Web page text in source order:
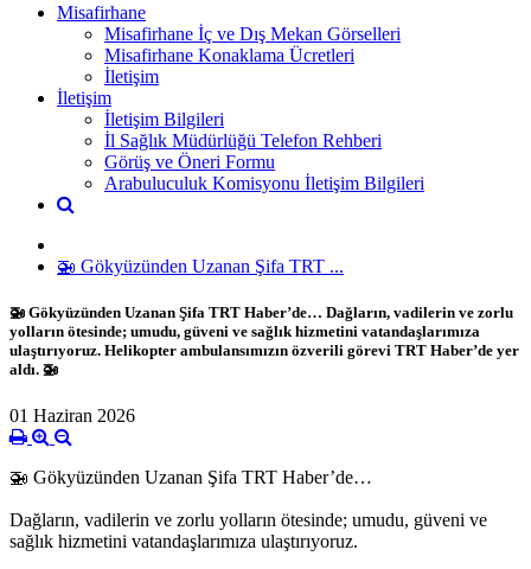
Misafirhane
Misafirhane İç ve Dış Mekan Görselleri
Misafirhane Konaklama Ücretleri
İletişim
İletişim
İletişim Bilgileri
İl Sağlık Müdürlüğü Telefon Rehberi
Görüş ve Öneri Formu
Arabuluculuk Komisyonu İletişim Bilgileri
🚁 Gökyüzünden Uzanan Şifa TRT ...
🚁 Gökyüzünden Uzanan Şifa TRT Haber’de… Dağların, vadilerin ve zorlu
yolların ötesinde; umudu, güveni ve sağlık hizmetini vatandaşlarımıza
ulaştırıyoruz. Helikopter ambulansımızın özverili görevi TRT Haber’de yer
aldı. 🚁
01 Haziran 2026
🚁 Gökyüzünden Uzanan Şifa TRT Haber’de…
Dağların, vadilerin ve zorlu yolların ötesinde; umudu, güveni ve
sağlık hizmetini vatandaşlarımıza ulaştırıyoruz.